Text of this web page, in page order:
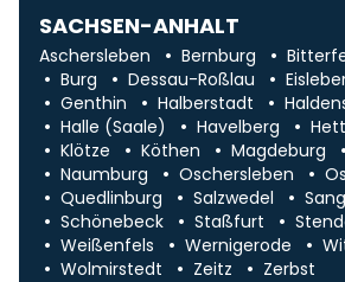
SACHSEN-ANHALT
Aschersleben Bernburg
Burg
Dessau-Roßlau
Genthin
Halberstadt
Halle (Saale)
Havelberg
Klötze
Köthen Magdeburg
Naumburg
Oschersleben
Quedlinburg
Salzwedel
Schönebeck
Staßfurt
Weißenfels
Wernigerode
Wolmirstedt
Zeitz Zerbst